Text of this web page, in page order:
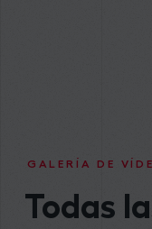
GALERÍA DE
Todas